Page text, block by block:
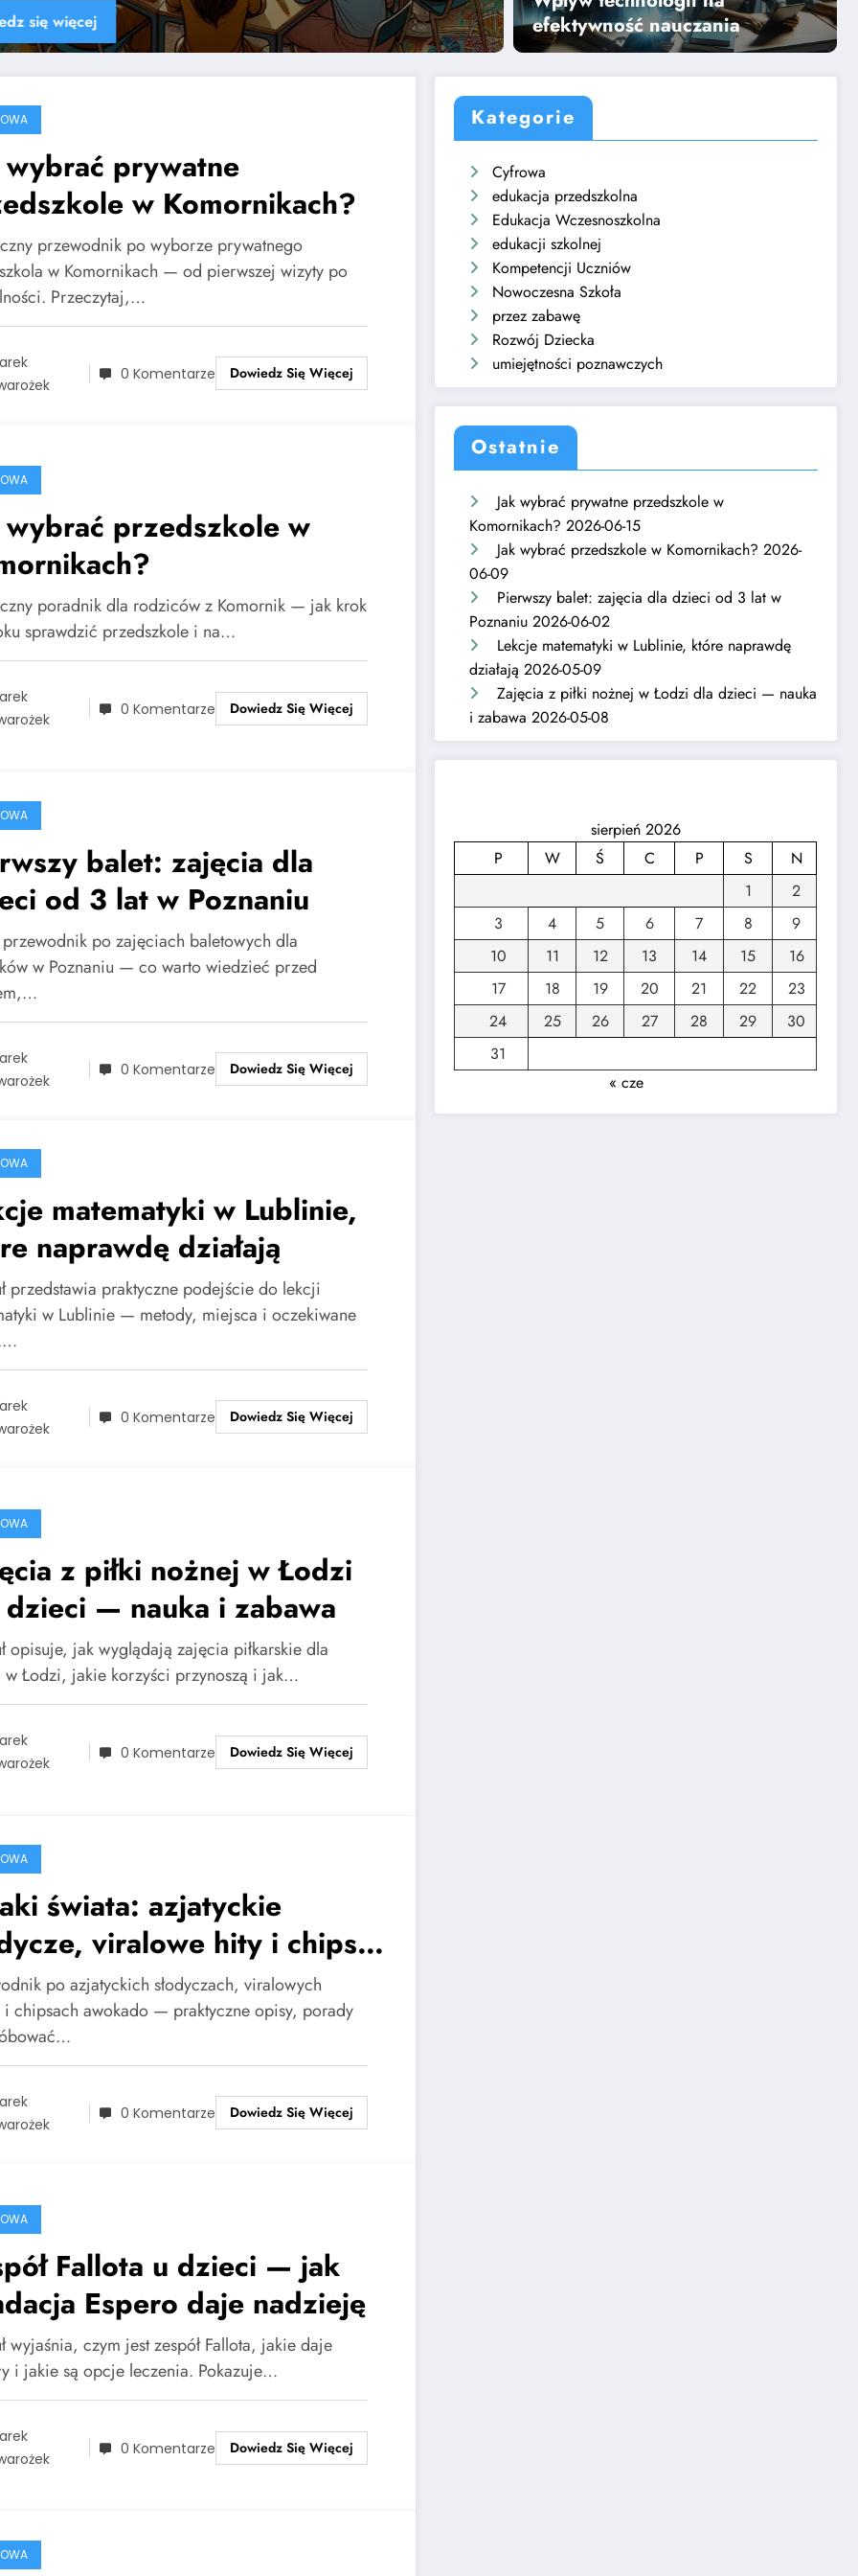
Dowiedz się więcej Dowiedz się więcej
efektywność nauczania
wybrać prywatne
w Komornikach?
przewodnik po wyborze prywatnego
w Komornikach — od pierwszej wizyty po
Przeczytaj,…
0 Komentarze Dowiedz Się Więcej
wybrać przedszkole w
poradnik dla rodziców z Komornik — jak krok
sprawdzić przedszkole i na…
0 Komentarze Dowiedz Się Więcej
balet: zajęcia dla
od 3 lat w Poznaniu
po zajęciach baletowych dla
w Poznaniu — co warto wiedzieć przed
0 Komentarze Dowiedz Się Więcej
matematyki w Lublinie,
naprawdę działają
przedstawia praktyczne podejście do lekcji
w Lublinie — metody, miejsca i oczekiwane
0 Komentarze Dowiedz Się Więcej
z piłki nożnej w Łodzi
— nauka i zabawa
opisuje, jak wyglądają zajęcia piłkarskie dla
Łodzi, jakie korzyści przynoszą i jak…
0 Komentarze Dowiedz Się Więcej
świata: azjatyckie
viralowe hity i chipsy
po azjatyckich słodyczach, viralowych
i chipsach awokado — praktyczne opisy, porady
0 Komentarze Dowiedz Się Więcej
Fallota u dzieci — jak
Espero daje nadzieję
wyjaśnia, czym jest zespół Fallota, jakie daje
i jakie są opcje leczenia. Pokazuje…
0 Komentarze Dowiedz Się Więcej
Kategorie
Cyfrowa
edukacja przedszkolna
Edukacja Wczesnoszkolna
edukacji szkolnej
Kompetencji Uczniów
Nowoczesna Szkoła
przez zabawę
Rozwój Dziecka
umiejętności poznawczych
Ostatnie
Jak wybrać prywatne przedszkole w
Komornikach? 2026-06-15
Jak wybrać przedszkole w Komornikach? 2026-
06-09
Pierwszy balet: zajęcia dla dzieci od 3 lat w
Poznaniu 2026-06-02
Lekcje matematyki w Lublinie, które naprawdę
działają 2026-05-09
Zajęcia z piłki nożnej w Łodzi dla dzieci — nauka
i zabawa 2026-05-08
sierpień 2026
P
W Ś C P S
N
1
2
3
4 5 6 7 8
9
10
11 12 13 14 15
16
17
18 19 20 21 22
23
24
25 26 27 28 29
30
31
« cze